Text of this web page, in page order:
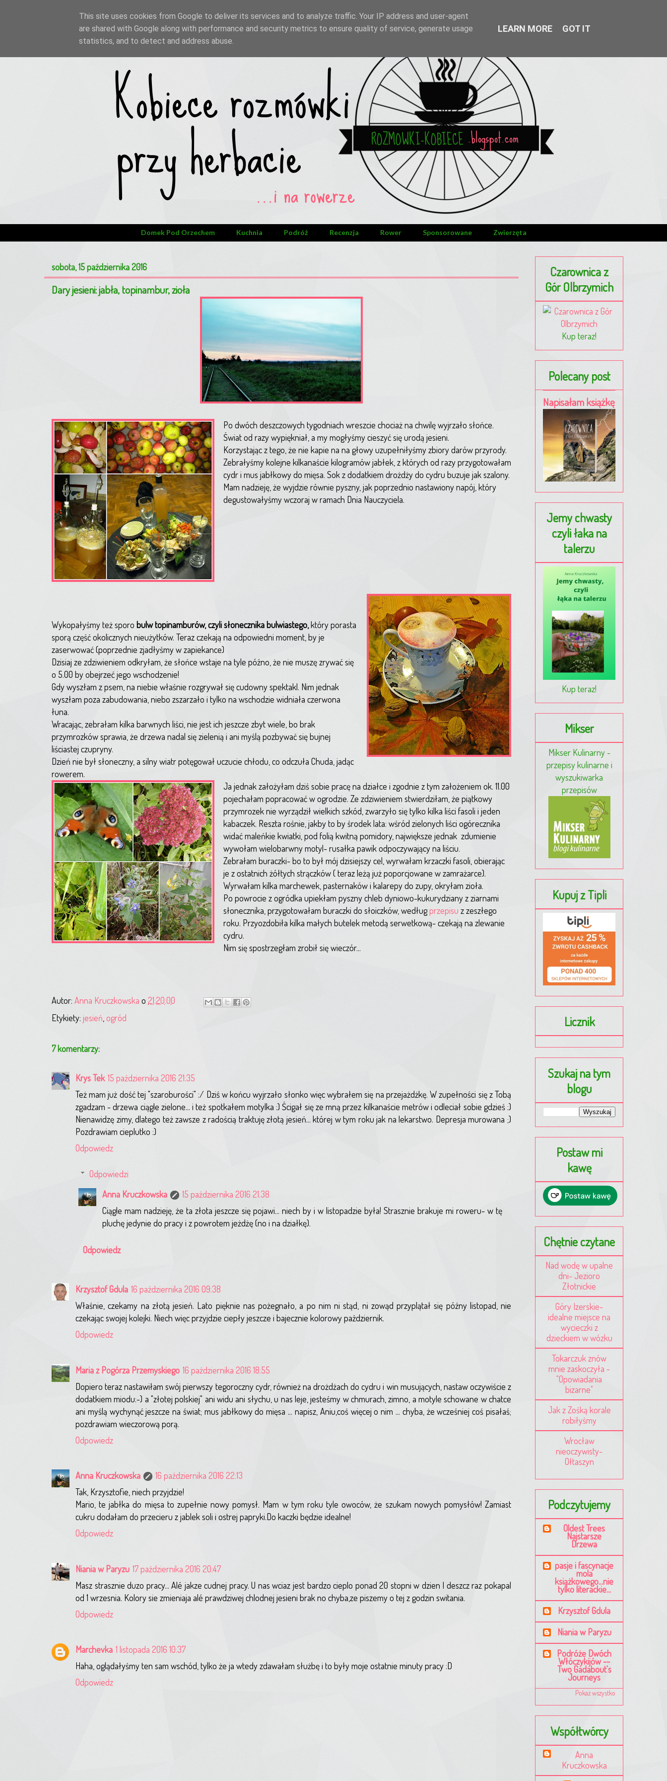
Domek Pod Orzechem Kuchnia Podróż Recenzja Rower Sponsorowane Zwierzęta
sobota, 15 października 2016
Dary jesieni: jabła, topinambur, zioła
Po dwóch deszczowych tygodniach wreszcie chociaż na chwilę wyjrzało słońce.
Świat od razy wypiękniał, a my mogłyśmy cieszyć się urodą jesieni.
Korzystając z tego, że nie kapie na na głowy uzupełniłyśmy zbiory darów przyrody.
Zebrałyśmy kolejne kilkanaście kilogramów jabłek, z których od razy przygotowałam
cydr i mus jabłkowy do mięsa. Sok z dodatkiem drożdży do cydru buzuje jak szalony.
Mam nadzieję, że wyjdzie równie pyszny, jak poprzednio nastawiony napój, który
degustowałyśmy wczoraj w ramach Dnia Nauczyciela.
Wykopałyśmy też sporo bulw topinamburów, czyli słonecznika bulwiastego,który porasta
sporą część okolicznych nieużytków. Teraz czekają na odpowiedni moment, by je
zaserwować (poprzednie zjadłyśmy w zapiekance)
Dzisiaj ze zdziwieniem odkryłam, że słońce wstaje na tyle późno, że nie muszę zrywać się
o 5.00 by obejrzeć jego wschodzenie!
Gdy wyszłam z psem, na niebie właśnie rozgrywał się cudowny spektakl. Nim jednak
wyszłam poza zabudowania, niebo zszarzało i tylko na wschodzie widniała czerwona
łuna.
Wracając, zebrałam kilka barwnych liści, nie jest ich jeszcze zbyt wiele, bo brak
przymrozków sprawia, że drzewa nadal się zielenią i ani myślą pozbywać się bujnej
liściastej czupryny.
Dzień nie był słoneczny, a silny wiatr potęgował uczucie chłodu, co odczuła Chuda, jadąc
rowerem.
Ja jednak założyłam dziś sobie pracę na działce i zgodnie z tym założeniem ok. 11.00
pojechałam popracować w ogrodzie. Ze zdziwieniem stwierdziłam, że piątkowy
przymrozek nie wyrządził wielkich szkód, zwarzyło się tylko kilka liści fasoli i jeden
kabaczek. Reszta rośnie, jakby to by środek lata: wśród zielonych liści ogórecznika
widać maleńkie kwiatki, pod folią kwitną pomidory, największe jednak zdumienie
wywołam wielobarwny motyl- rusałka pawik odpoczywający na liściu.
Zebrałam buraczki- bo to był mój dzisiejszy cel, wyrwałam krzaczki fasoli, obierając
je z ostatnich żółtych strączków ( teraz leżą już poporcjowane w zamrażarce).
Wyrwałam kilka marchewek, pasternaków i kalarepy do zupy, okryłam zioła.
Po powrocie z ogródka upiekłam pyszny chleb dyniowo-kukurydziany z ziarnami
słonecznika, przygotowałam buraczki do słoiczków, wedługprzepisu z zeszłego
roku. Przyozdobiła kilka małych butelek metodą serwetkową- czekają na zlewanie
cydru.
Nim się spostrzegłam zrobił się wieczór...
Autor: Anna Kruczkowska o 21:20:00
Etykiety: jesień ogród
7 komentarzy:
Krys Tek 15 października 2016 21:35
Też mam już dość tej "szaroburości" :/ Dziś w końcu wyjrzało słonko więc wybrałem się na przejażdżkę. W zupełności się z Tobą
zgadzam - drzewa ciągle zielone... i też spotkałem motylka :) Ścigał się ze mną przez kilkanaście metrów i odleciał sobie gdzieś :)
Nienawidzę zimy, dlatego też zawsze z radością traktuję złotą jesień... której w tym roku jak na lekarstwo. Depresja murowana ;)
Pozdrawiam cieplutko :)
Odpowiedz
Odpowiedzi
Anna Kruczkowska
15 października 2016 21:38
Ciągle mam nadzieję, że ta złota jeszcze się pojawi... niech by i w listopadzie była! Strasznie brakuje mi roweru- w tę
pluchę jedynie do pracy i z powrotem jeżdżę (no i na działkę).
Odpowiedz
Krzysztof Gdula 16 października 2016 09:38
Właśnie, czekamy na złotą jesień. Lato pięknie nas pożegnało, a po nim ni stąd, ni zowąd przyplątał się późny listopad, nie
czekając swojej kolejki. Niech więc przyjdzie ciepły jeszcze i bajecznie kolorowy październik.
Odpowiedz
Maria z Pogórza Przemyskiego 16 października 2016 18:55
Dopiero teraz nastawiłam swój pierwszy tegoroczny cydr, również na drożdżach do cydru i win musujących, nastaw oczywiście z
dodatkiem miodu:-) a "złotej polskiej" ani widu ani słychu, u nas leje, jesteśmy w chmurach, zimno, a motyle schowane w chatce
ani myślą wychynąć jeszcze na świat; mus jabłkowy do mięsa ... napisz, Aniu,coś więcej o nim ... chyba, że wcześniej coś pisałaś;
pozdrawiam wieczorową porą.
Odpowiedz
Anna Kruczkowska
16 października 2016 22:13
Tak, Krzysztofie, niech przyjdzie!
Mario, te jabłka do mięsa to zupełnie nowy pomysł. Mam w tym roku tyle owoców, że szukam nowych pomysłów! Zamiast
cukru dodałam do przecieru z jablek soli i ostrej papryki.Do kaczki będzie idealne!
Odpowiedz
Niania w Paryzu 17 października 2016 20:47
Masz strasznie duzo pracy... Alé jakze cudnej pracy. U nas wciaz jest bardzo cieplo ponad 20 stopni w dzien I deszcz raz pokapal
od 1 wrzesnia. Kolory sie zmieniaja alé prawdziwej chlodnej jesieni brak no chyba,ze piszemy o tej z godzin switania.
Odpowiedz
Marchevka 1 listopada 2016 10:37
Haha, oglądałyśmy ten sam wschód, tylko że ja wtedy zdawałam służbę i to były moje ostatnie minuty pracy :D
Odpowiedz
Czarownica z
Gór Olbrzymich
Kup teraz!
Polecany post
Napisałam książkę
Jemy chwasty
czyli łaka na
talerzu
Kup teraz!
Mikser
Mikser Kulinarny -
przepisy kulinarne i
wyszukiwarka
przepisów
Kupuj z Tipli
Licznik
Szukaj na tym
blogu
Postaw mi
kawę
Chętnie czytane
Nad wodę w upalne
dni- Jezioro
Złotnickie
Góry Izerskie-
idealne miejsce na
wycieczki z
dzieckiem w wózku
Tokarczuk znów
mnie zaskoczyła -
"Opowiadania
bizarne"
Jak z Zośką korale
robiłyśmy
Wrocław
nieoczywisty-
Ołtaszyn
Podczytujemy
Oldest Trees
Najstarsze
Drzewa
pasje i fascynacje
mola
książkowego...nie
tylko literackie...
Krzysztof Gdula
Niania w Paryzu
Podróże Dwóch
Włóczykijów ~~
Two Gadabout's
Journeys
Pokaż wszystko
Współtwórcy
Anna
Kruczkowska
This site uses cookies from Google to deliver its services and to analyze traffic. Your IP address and user-agent
are shared with Google along with performance and security metrics to ensure quality of service, generate usage
statistics, and to detect and address abuse.
LEARN MORE GOT IT